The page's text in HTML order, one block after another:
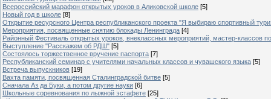
Всероссийский марафон открытых уроков в Аликовской школе [5]
Новый год в школе [8]
Открытие ресурсного Центра республиканского проекта "Я выбираю спортивный
Мероприятия, посвященные снятию блокады Ленинграда [4]
Районный Фестиваль открытых уроков, внеклассных мероприятий, мастер-классов
Выступление "Расскажем об РДШ" [5]
Состоялось торжественное вручение паспорта [7]
Республиканский семинар с учителями начальных классов и чувашского языка [5]
Встреча выпускников [19]
Вахта памяти, посвященная Сталинградской битве [5]
Сначала Аз да Буки, а потом другие науки [6]
Школьные соревнования по лыжной эстафете [25]